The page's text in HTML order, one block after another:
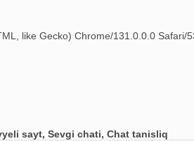
like Gecko) Chrome/131.0.0.0 Safari/
sayt, Sevgi chati, Chat tanisliq